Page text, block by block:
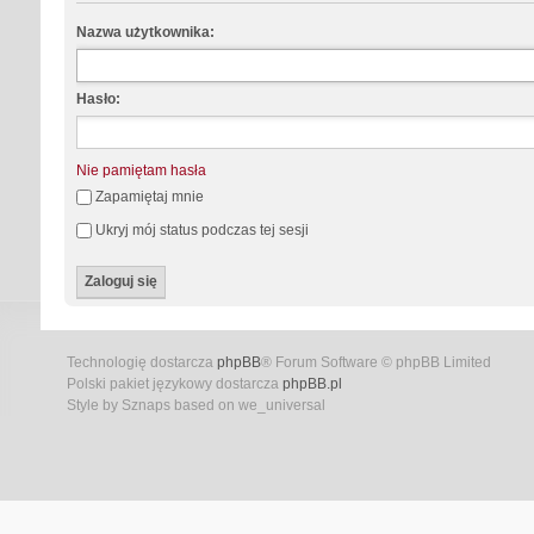
Nazwa użytkownika:
Hasło:
Nie pamiętam hasła
Zapamiętaj mnie
Ukryj mój status podczas tej sesji
Technologię dostarcza phpBB® Forum Software © phpBB Limited
Polski pakiet językowy dostarcza phpBB.pl
Style by Sznaps based on we_universal